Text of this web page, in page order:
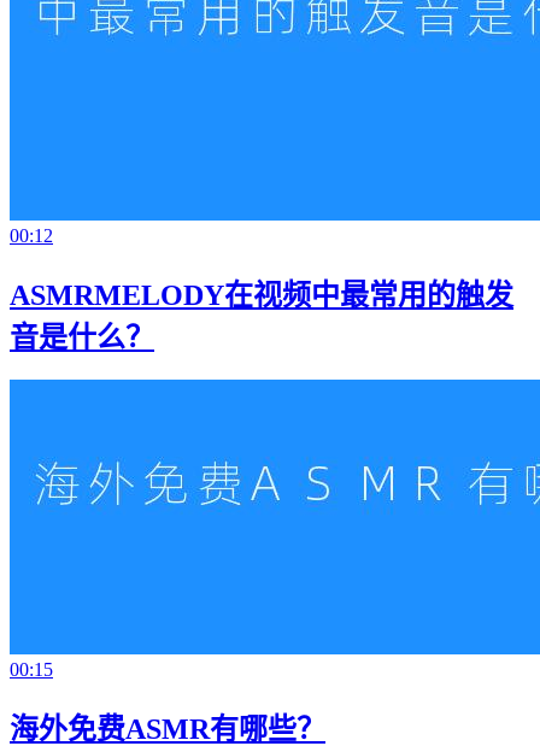
00:12
ASMRMELODY在视频中最常用的触发
音是什么？
00:15
海外免费ASMR有哪些？